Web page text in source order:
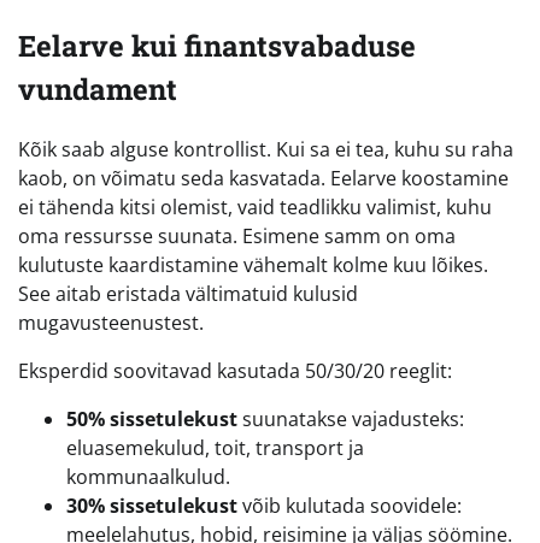
Eelarve kui finantsvabaduse
vundament
Kõik saab alguse kontrollist. Kui sa ei tea, kuhu su raha
kaob, on võimatu seda kasvatada. Eelarve koostamine
ei tähenda kitsi olemist, vaid teadlikku valimist, kuhu
oma ressursse suunata. Esimene samm on oma
kulutuste kaardistamine vähemalt kolme kuu lõikes.
See aitab eristada vältimatuid kulusid
mugavusteenustest.
Eksperdid soovitavad kasutada 50/30/20 reeglit:
50% sissetulekustsuunatakse vajadusteks:
eluasemekulud, toit, transport ja
kommunaalkulud.
30% sissetulekustvõib kulutada soovidele:
meelelahutus, hobid, reisimine ja väljas söömine.